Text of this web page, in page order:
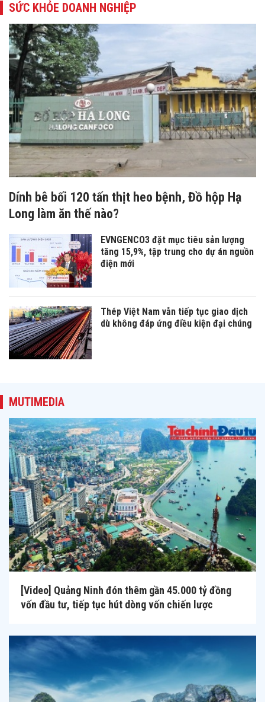
SỨC KHỎE DOANH NGHIỆP
Dính bê bối 120 tấn thịt heo bệnh, Đồ hộp Hạ
Long làm ăn thế nào?
EVNGENCO3 đặt mục tiêu sản lượng
tăng 15,9%, tập trung cho dự án nguồn
điện mới
Thép Việt Nam vẫn tiếp tục giao dịch
dù không đáp ứng điều kiện đại chúng
MUTIMEDIA
[Video] Quảng Ninh đón thêm gần 45.000 tỷ đồng
vốn đầu tư, tiếp tục hút dòng vốn chiến lược